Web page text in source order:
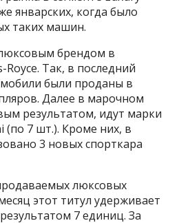
январских, когда было
таких машин.
брендом в
Royce. Так, в последний
были проданы в
Далее в марочном
результатом, идут марки
(по 7 шт.). Кроме них, в
3 новых спорткара
люксовых
этот титул удерживает
7 единиц. За